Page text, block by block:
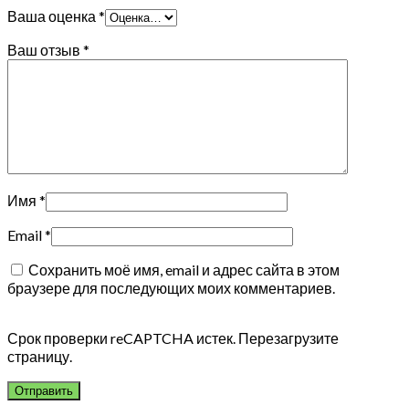
Ваша оценка *
Ваш отзыв *
Имя *
Email*
Сохранить моё имя, email и адрес сайта в этом
браузере для последующих моих комментариев.
Срок проверки reCAPTCHA истек. Перезагрузите
страницу.